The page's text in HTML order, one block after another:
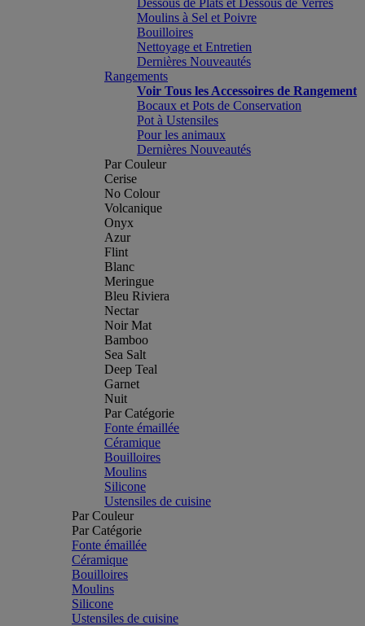
Dessous de Plats et Dessous de Verres
Moulins à Sel et Poivre
Bouilloires
Nettoyage et Entretien
Dernières Nouveautés
Rangements
Voir Tous les Accessoires de Rangement
Bocaux et Pots de Conservation
Pot à Ustensiles
Pour les animaux
Dernières Nouveautés
Par Couleur
Cerise
No Colour
Volcanique
Onyx
Azur
Flint
Blanc
Meringue
Bleu Riviera
Nectar
Noir Mat
Bamboo
Sea Salt
Deep Teal
Garnet
Nuit
Par Catégorie
Fonte émaillée
Céramique
Bouilloires
Moulins
Silicone
Ustensiles de cuisine
Par Couleur
Par Catégorie
Fonte émaillée
Céramique
Bouilloires
Moulins
Silicone
Ustensiles de cuisine